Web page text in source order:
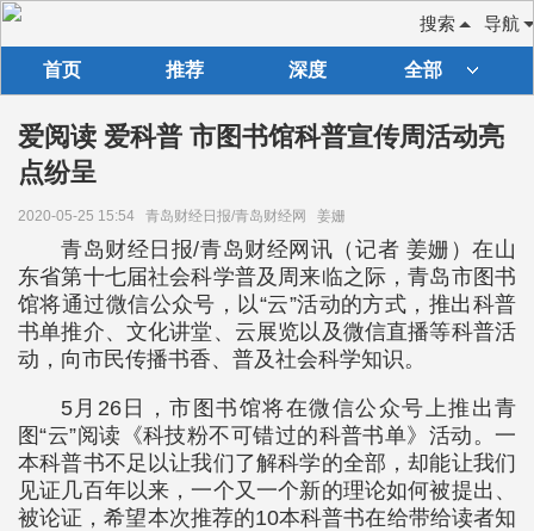
导航
搜索
首页 推荐 深度 全部
爱阅读 爱科普 市图书馆科普宣传周活动亮
点纷呈
2020-05-25 15:54 青岛财经日报/青岛财经网 姜姗
青岛财经日报/青岛财经网讯（记者 姜姗）在山
东省第十七届社会科学普及周来临之际，青岛市图书
馆将通过微信公众号，以“云”活动的方式，推出科普
书单推介、文化讲堂、云展览以及微信直播等科普活
动，向市民传播书香、普及社会科学知识。
5月26日，市图书馆将在微信公众号上推出青
图“云”阅读《科技粉不可错过的科普书单》活动。一
本科普书不足以让我们了解科学的全部，却能让我们
见证几百年以来，一个又一个新的理论如何被提出、
被论证，希望本次推荐的10本科普书在给带给读者知